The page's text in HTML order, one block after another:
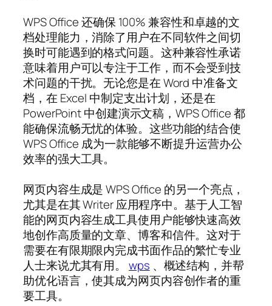
WPS Office 还确保 100% 兼容性和卓越的文
档处理能力，消除了用户在不同软件之间切
换时可能遇到的格式问题。这种兼容性承诺
意味着用户可以专注于工作，而不会受到技
术问题的干扰。无论您是在 Word 中准备文
档，在 Excel 中制定支出计划，还是在
PowerPoint 中创建演示文稿，WPS Office 都
能确保流畅无忧的体验。这些功能的结合使
WPS Office 成为一款能够不断提升运营办公
效率的强大工具。
网页内容生成是 WPS Office 的另一个亮点，
尤其是在其 Writer 应用程序中。基于人工智
能的网页内容生成工具使用户能够快速高效
地创作高质量的文章、博客和信件。这对于
需要在有限期限内完成书面作品的繁忙专业
人士来说尤其有用。 wps 、概述结构，并帮
助优化语言，使其成为网页内容创作者的重
要工具。